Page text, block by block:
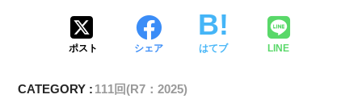
ポスト シェア はてブ LINE
CATEGORY : 111回(R7：2025)